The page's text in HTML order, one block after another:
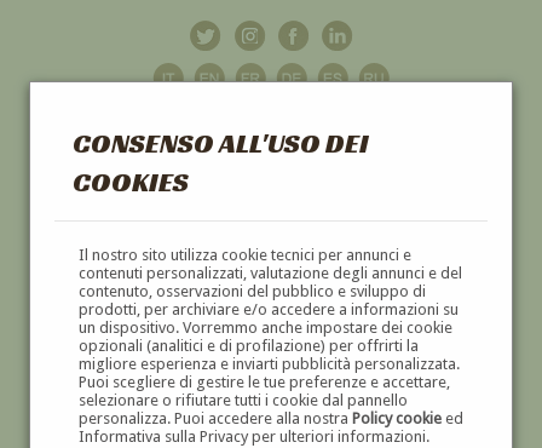
CONSENSO ALL'USO DEI
COOKIES
Il nostro sito utilizza cookie tecnici per annunci e
contenuti personalizzati, valutazione degli annunci e del
contenuto, osservazioni del pubblico e sviluppo di
prodotti, per archiviare e/o accedere a informazioni su
un dispositivo. Vorremmo anche impostare dei cookie
opzionali (analitici e di profilazione) per offrirti la
migliore esperienza e inviarti pubblicità personalizzata.
Puoi scegliere di gestire le tue preferenze e accettare,
selezionare o rifiutare tutti i cookie dal pannello
personalizza. Puoi accedere alla nostra Policy cookieed
Informativa sulla Privacy per ulteriori informazioni.
GALLERIAD'ARTE
DIPINTI E SCULTURE '800 E '900